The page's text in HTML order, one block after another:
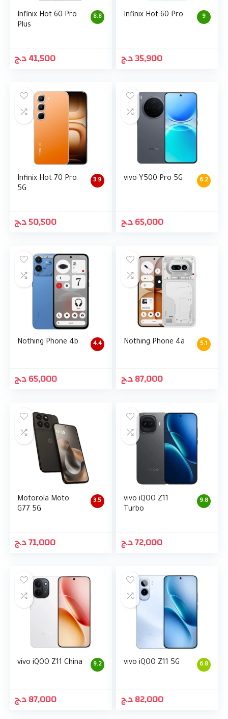
8.8
Infinix Hot 60 Pro
Plus
41,500د.ج
9
Infinix Hot 60 Pro
35,900د.ج
3.9
Infinix Hot 70 Pro
5G
50,500د.ج
6.2
vivo Y500 Pro 5G
65,000د.ج
4.4
Nothing Phone 4b
65,000د.ج
5.1
Nothing Phone 4a
87,000د.ج
3.5
Motorola Moto
G77 5G
71,000د.ج
9.8
vivo iQOO Z11
Turbo
72,000د.ج
9.2
vivo iQOO Z11 China
87,000د.ج
6.8
vivo iQOO Z11 5G
82,000د.ج